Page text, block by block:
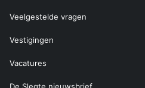
Veelgestelde vragen
Vestigingen
Vacatures